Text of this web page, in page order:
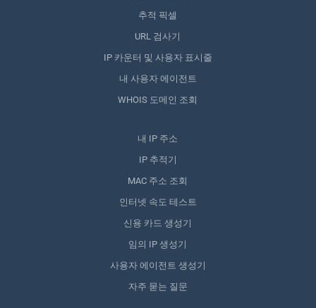
추적 픽셀
URL 검사기
IP 카운터 및 사용자 표시줄
내 사용자 에이전트
WHOIS 도메인 조회
내 IP 주소
IP 추적기
MAC 주소 조회
인터넷 속도 테스트
신용 카드 생성기
임의 IP 생성기
사용자 에이전트 생성기
자주 묻는 질문